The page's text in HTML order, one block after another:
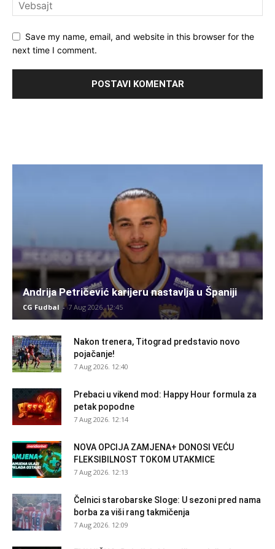
Save my name, email, and website in this browser for the
next time I comment.
Andrija Petričević karijeru nastavlja u Španiji
CG Fudbal - 7 Aug 2026. 12:45
Nakon trenera, Titograd predstavio novo
pojačanje!
7 Aug 2026. 12:40
Prebaci u vikend mod: Happy Hour formula za
petak popodne
7 Aug 2026. 12:14
NOVA OPCIJA ZAMJENA+ DONOSI VEĆU
FLEKSIBILNOST TOKOM UTAKMICE
7 Aug 2026. 12:13
Čelnici starobarske Sloge: U sezoni pred nama
borba za viši rang takmičenja
7 Aug 2026. 12:09